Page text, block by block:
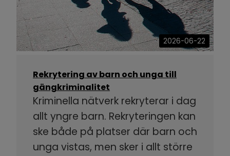
2026-06-22
Rekrytering av barn och unga till
gängkriminalitet
Kriminella nätverk rekryterar i dag
allt yngre barn. Rekryteringen kan
ske både på platser där barn och
unga vistas, men sker i allt större